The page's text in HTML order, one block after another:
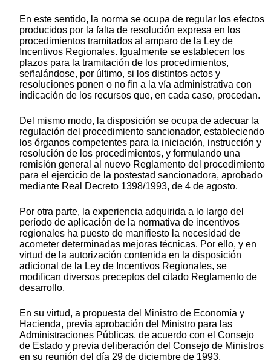
En este sentido, la norma se ocupa de regular los efectos
producidos por la falta de resolución expresa en los
procedimientos tramitados al amparo de la Ley de
Incentivos Regionales. Igualmente se establecen los
plazos para la tramitación de los procedimientos,
señalándose, por último, si los distintos actos y
resoluciones ponen o no fin a la vía administrativa con
indicación de los recursos que, en cada caso, procedan.
Del mismo modo, la disposición se ocupa de adecuar la
regulación del procedimiento sancionador, estableciendo
los órganos competentes para la iniciación, instrucción y
resolución de los procedimientos, y formulando una
remisión general al nuevo Reglamento del procedimiento
para el ejercicio de la postestad sancionadora, aprobado
mediante Real Decreto 1398/1993, de 4 de agosto.
Por otra parte, la experiencia adquirida a lo largo del
período de aplicación de la normativa de incentivos
regionales ha puesto de manifiesto la necesidad de
acometer determinadas mejoras técnicas. Por ello, y en
virtud de la autorización contenida en la disposición
adicional de la Ley de Incentivos Regionales, se
modifican diversos preceptos del citado Reglamento de
desarrollo.
En su virtud, a propuesta del Ministro de Economía y
Hacienda, previa aprobación del Ministro para las
Administraciones Públicas, de acuerdo con el Consejo
de Estado y previa deliberación del Consejo de Ministros
en su reunión del día 29 de diciembre de 1993,